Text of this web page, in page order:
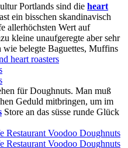
Portlands sind die heart
ein bisschen skandinavisch
allerhöchsten Wert auf
kleine unaufgeregte aber sehr
wie belegte Baguettes, Muffins
für Doughnuts. Man muß
Geduld mitbringen, um im
Store an das süsse runde Glück